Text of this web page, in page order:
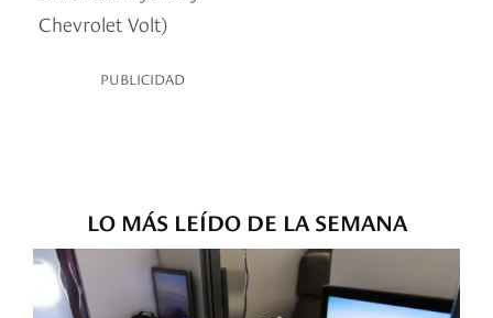
Chevrolet Volt)
PUBLICIDAD
LO MÁS LEÍDO DE LA SEMANA